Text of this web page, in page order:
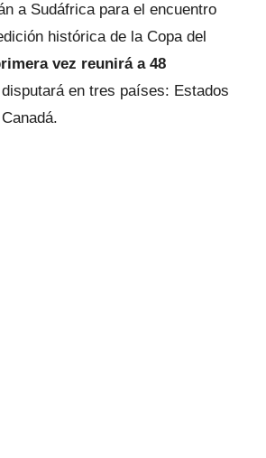
a Sudáfrica para el encuentro
histórica de la Copa del
vez reunirá a 48
en tres países: Estados